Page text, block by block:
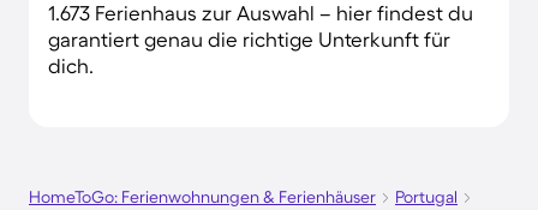
1.673 Ferienhaus zur Auswahl – hier findest du
garantiert genau die richtige Unterkunft für
dich.
HomeToGo: Ferienwohnungen & Ferienhäuser
Portugal